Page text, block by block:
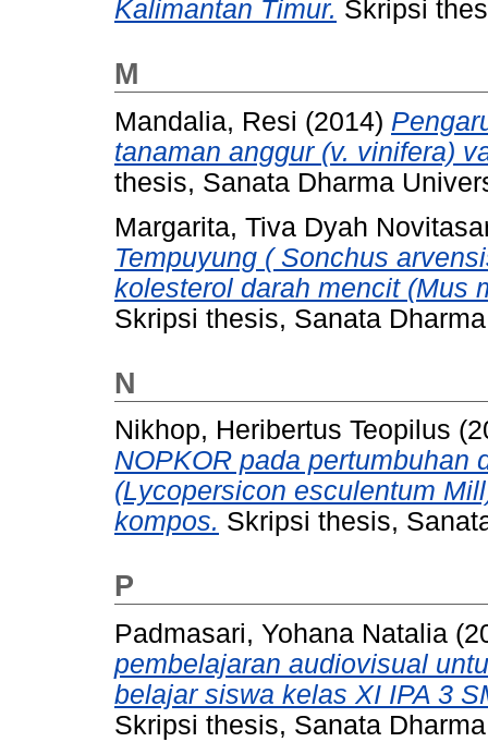
Kalimantan Timur. Skripsi
M
Mandalia, Resi (2014)
tanaman anggur (v. vinifera)
thesis, Sanata Dharma
Margarita, Tiva Dyah
Tempuyung ( Sonchus
kolesterol darah mencit (Mus
Skripsi thesis, Sanata
N
Nikhop, Heribertus Teopilus
NOPKOR pada pertumbuhan
(Lycopersicon esculentum
kompos. Skripsi thesis,
P
Padmasari, Yohana Natalia
pembelajaran audiovisual
belajar siswa kelas XI IPA 3
Skripsi thesis, Sanata